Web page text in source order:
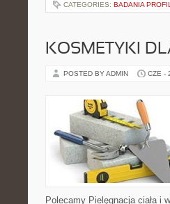
CATEGORIES: BADANIA
KOSMETYKI
POSTED BY ADMIN CZE -
Polecamy Pielęgnacja ciała i